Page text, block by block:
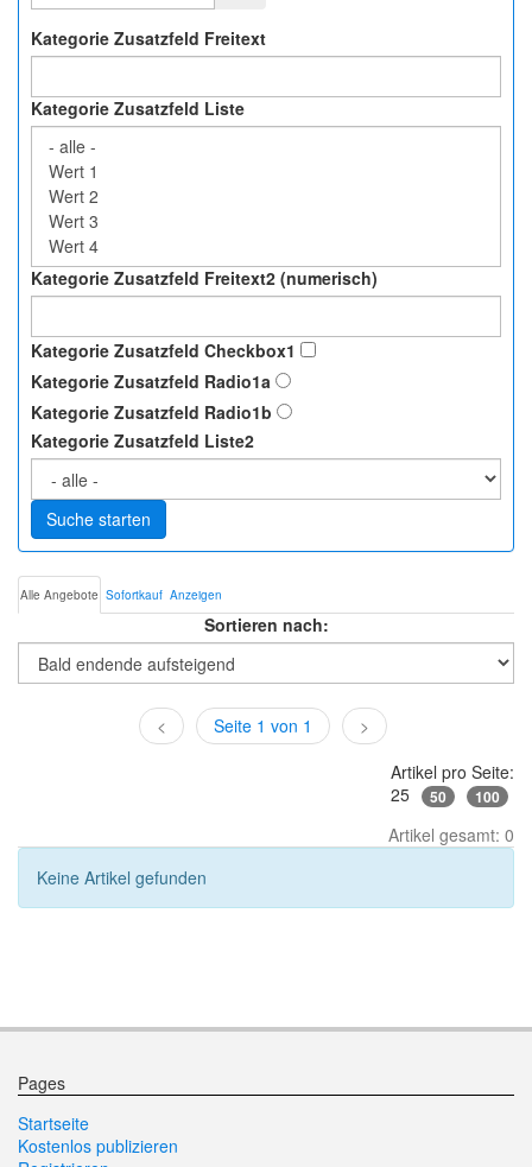
Kategorie Zusatzfeld Freitext
Kategorie Zusatzfeld Liste
Kategorie Zusatzfeld Freitext2 (numerisch)
Kategorie Zusatzfeld Checkbox1
Kategorie Zusatzfeld Radio1a
Kategorie Zusatzfeld Radio1b
Kategorie Zusatzfeld Liste2
Suche starten
Alle Angebote Sofortkauf Anzeigen
Sortieren nach:
< Seite 1 von 1
>
Artikel pro Seite:
25
50 100
Artikel gesamt: 0
Keine Artikel gefunden
Pages
Startseite
Kostenlos publizieren